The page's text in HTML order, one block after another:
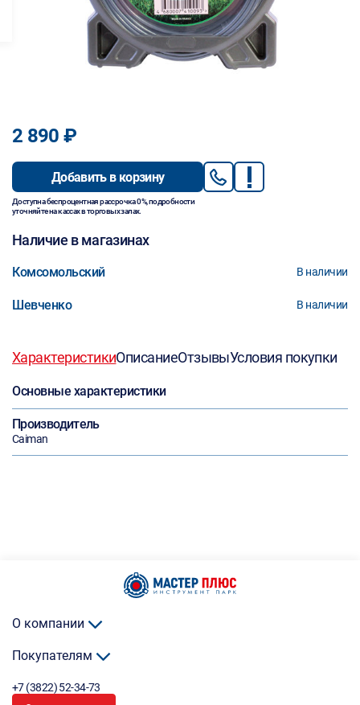
2 890 ₽
Добавить в корзину
Доступна беспроцентная рассрочка 0%, подробности
уточняйте на кассах в торговых залах.
Наличие в магазинах
Комсомольский В наличии
Шевченко В наличии
ХарактеристикиОписаниеОтзывыУсловия покупки
Основные характеристики
Производитель
Caiman
О компании
Покупателям
+7 (3822) 52-34-73